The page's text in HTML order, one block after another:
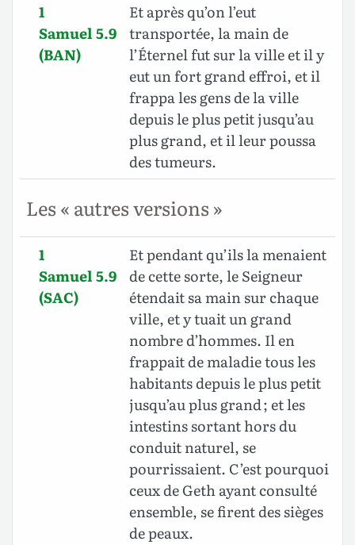
1
Samuel 5.9
(BAN)
Et après qu’on l’eut
transportée, la main de
l’Éternel fut sur la ville et il y
eut un fort grand effroi, et il
frappa les gens de la ville
depuis le plus petit jusqu’au
plus grand, et il leur poussa
des tumeurs.
Les « autres versions »
1
Samuel 5.9
(SAC)
Et pendant qu’ils la menaient
de cette sorte, le Seigneur
étendait sa main sur chaque
ville, et y tuait un grand
nombre d’hommes. Il en
frappait de maladie tous les
habitants depuis le plus petit
jusqu’au plus grand ; et les
intestins sortant hors du
conduit naturel, se
pourrissaient. C’est pourquoi
ceux de Geth ayant consulté
ensemble, se firent des sièges
de peaux.